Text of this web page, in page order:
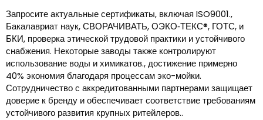
Запросите актуальные сертификаты, включая ISO9001.,
Бакалавриат наук, СВОРАЧИВАТЬ, ОЭКО‑ТЕКС®, ГОТС, и
БКИ, проверка этической трудовой практики и устойчивого
снабжения. Некоторые заводы также контролируют
использование воды и химикатов., достижение примерно
40% экономия благодаря процессам эко-мойки.
Сотрудничество с аккредитованными партнерами защищает
доверие к бренду и обеспечивает соответствие требованиям
устойчивого развития крупных ритейлеров..